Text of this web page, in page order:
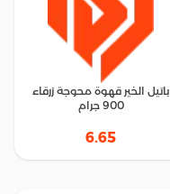
باتيل الخير قهوة محوجة زرقاء
900 جرام
6.65